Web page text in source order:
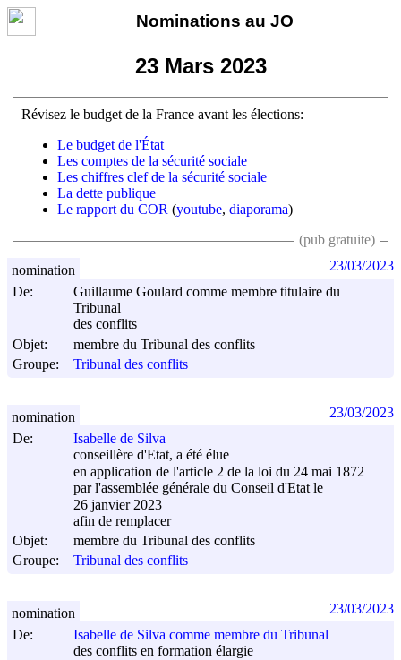
Nominations au JO
23 Mars 2023
Révisez le budget de la France avant les élections:
Le budget de l'État
Les comptes de la sécurité sociale
Les chiffres clef de la sécurité sociale
La dette publique
Le rapport du COR (youtube, diaporama)
(pub gratuite)
De:
Guillaume Goulard comme membre titulaire du
Tribunal
des conflits
Objet:
membre du Tribunal des conflits
Groupe:
Tribunal des conflits
nomination 23/03/2023
De:
Isabelle de Silva
conseillère d'Etat, a été élue
en application de l'article 2 de la loi du 24 mai 1872
par l'assemblée générale du Conseil d'Etat le
26 janvier 2023
afin de remplacer
Objet:
membre du Tribunal des conflits
Groupe:
Tribunal des conflits
nomination 23/03/2023
De:
Isabelle de Silva comme membre du Tribunal
des conflits en formation élargie
nomination 23/03/2023